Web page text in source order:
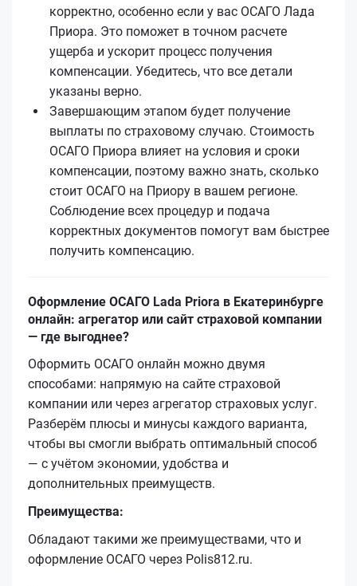
корректно, особенно если у вас ОСАГО Лада
Приора. Это поможет в точном расчете
ущерба и ускорит процесс получения
компенсации. Убедитесь, что все детали
указаны верно.
Завершающим этапом будет получение
выплаты по страховому случаю. Стоимость
ОСАГО Приора влияет на условия и сроки
компенсации, поэтому важно знать, сколько
стоит ОСАГО на Приору в вашем регионе.
Соблюдение всех процедур и подача
корректных документов помогут вам быстрее
получить компенсацию.
Оформление ОСАГО Lada Priora в Екатеринбурге
онлайн: агрегатор или сайт страховой компании
— где выгоднее?
Оформить ОСАГО онлайн можно двумя
способами: напрямую на сайте страховой
компании или через агрегатор страховых услуг.
Разберём плюсы и минусы каждого варианта,
чтобы вы смогли выбрать оптимальный способ
— с учётом экономии, удобства и
дополнительных преимуществ.
Преимущества:
Обладают такими же преимуществами, что и
оформление ОСАГО через Polis812.ru.